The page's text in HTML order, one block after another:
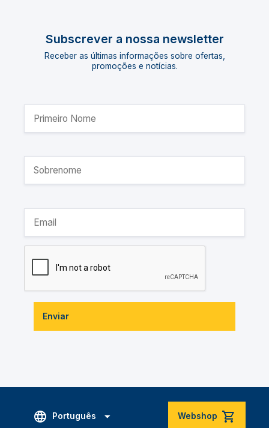
Subscrever a nossa newsletter
Receber as últimas informações sobre ofertas,
promoções e notícias.
Enviar
Português Webshop